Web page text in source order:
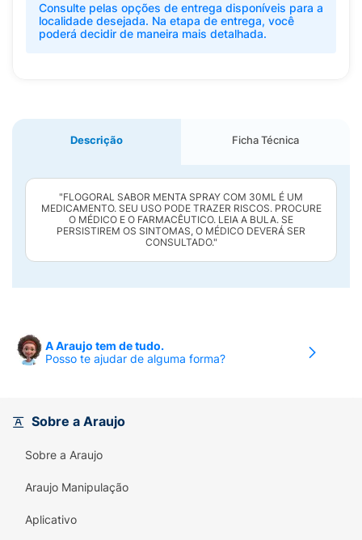
Consulte pelas opções de entrega disponíveis para a
localidade desejada. Na etapa de entrega, você
poderá decidir de maneira mais detalhada.
Descrição Ficha Técnica
"FLOGORAL SABOR MENTA SPRAY COM 30ML É UM
MEDICAMENTO. SEU USO PODE TRAZER RISCOS. PROCURE
O MÉDICO E O FARMACÊUTICO. LEIA A BULA. SE
PERSISTIREM OS SINTOMAS, O MÉDICO DEVERÁ SER
CONSULTADO."
A Araujo tem de tudo.
Posso te ajudar de alguma forma?
Sobre a Araujo
Sobre a Araujo
Araujo Manipulação
Aplicativo